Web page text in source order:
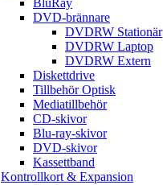
BluRay
DVD-brännare
DVDRW Stationär
DVDRW Laptop
DVDRW Extern
Diskettdrive
Tillbehör Optisk
Mediatillbehör
CD-skivor
Blu-ray-skivor
DVD-skivor
Kassettband
Kontrollkort & Expansion